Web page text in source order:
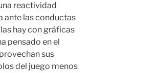
reactividad
ante las conductas
hay con gráficas
pensado en el
sus
del juego menos